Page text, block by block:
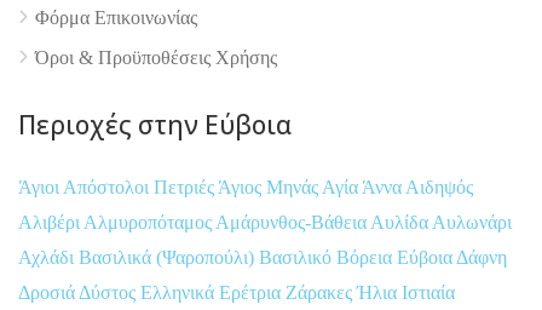
Φόρμα Επικοινωνίας
Όροι & Προϋποθέσεις Xρήσης
Περιοχές στην Εύβοια
Άγιοι Απόστολοι Πετριές Άγιος Μηνάς Αγία Άννα Αιδηψός
Αλιβέρι Αλμυροπόταμος Αμάρυνθος-Βάθεια Αυλίδα Αυλωνάρι
Αχλάδι Βασιλικά (Ψαροπούλι) Βασιλικό Βόρεια Εύβοια Δάφνη
Δροσιά Δύστος Ελληνικά Ερέτρια ΖάρακεςΉλια Ιστιαία